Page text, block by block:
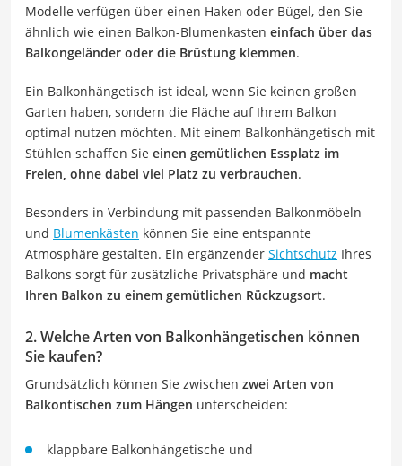
Modelle verfügen über einen Haken oder Bügel, den Sie
ähnlich wie einen Balkon-Blumenkasten einfach über das
Balkongeländer oder die Brüstung klemmen.
Ein Balkonhängetisch ist ideal, wenn Sie keinen großen
Garten haben, sondern die Fläche auf Ihrem Balkon
optimal nutzen möchten. Mit einem Balkonhängetisch mit
Stühlen schaffen Sie einen gemütlichen Essplatz im
Freien, ohne dabei viel Platz zu verbrauchen.
Besonders in Verbindung mit passenden Balkonmöbeln
und Blumenkästen können Sie eine entspannte
Atmosphäre gestalten. Ein ergänzender Sichtschutz Ihres
Balkons sorgt für zusätzliche Privatsphäre und macht
Ihren Balkon zu einem gemütlichen Rückzugsort.
2. Welche Arten von Balkonhängetischen können
Sie kaufen?
Grundsätzlich können Sie zwischen zwei Arten von
Balkontischen zum Hängen unterscheiden:
klappbare Balkonhängetische und